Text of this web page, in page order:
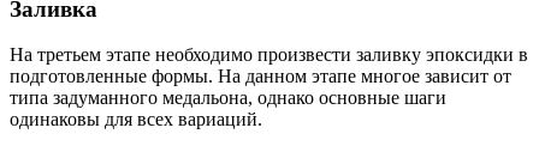
Заливка
На третьем этапе необходимо произвести заливку эпоксидки в
подготовленные формы. На данном этапе многое зависит от
типа задуманного медальона, однако основные шаги
одинаковы для всех вариаций.